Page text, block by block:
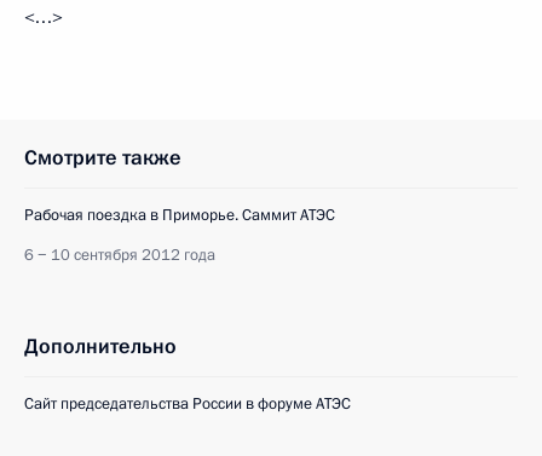
<…>
Смотрите также
Рабочая поездка в Приморье. Саммит АТЭС
6 − 10 сентября 2012 года
Дополнительно
Сайт председательства России в форуме АТЭС